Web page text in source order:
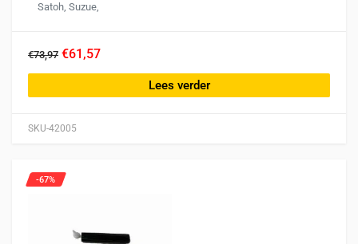
SKU-42005
Satoh, Suzue,
€73,97 €61,57
Lees verder
-67%